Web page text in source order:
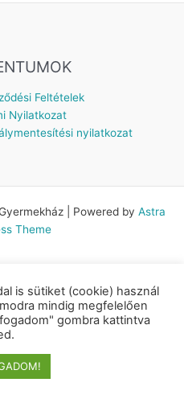
Feltételek
Nyilatkozat
nyilatkozat
| Powered by Astra
Theme
is sütiket (cookie) használ
mindig megfelelően
gombra kattintva